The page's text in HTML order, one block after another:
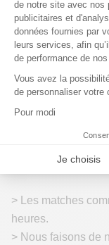
> Repérez votre
stade afin de
> Préparez vos
de vos affaires.
> Soyez fairplay
Barça en
ou paroles
> Les matches
heures.
> Nous faisons de